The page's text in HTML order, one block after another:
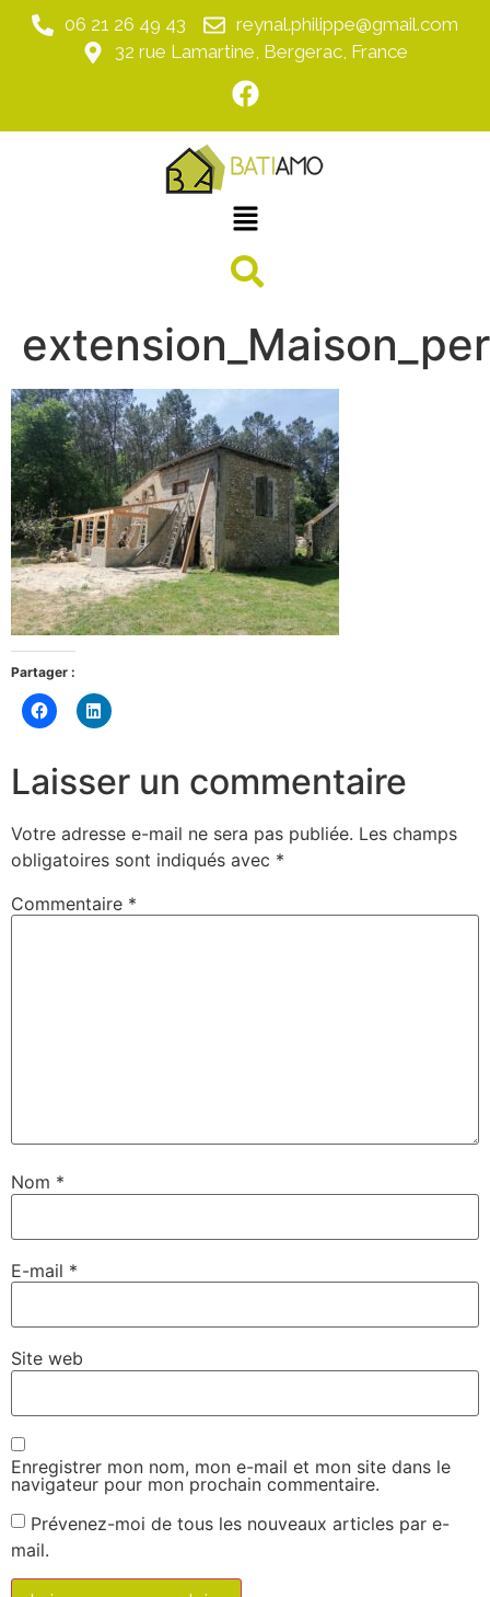
06 21 26 49 43
reynal.philippe@gmail.com
32 rue Lamartine, Bergerac, France
Partager :
Cliquez
pour
Facebook(ouvre
dans
une
Cliquez
pour
dans
une
Laisser un commentaire
Votre adresse e-mail ne sera pas publiée. Les champs
obligatoires sont indiqués avec *
Commentaire *
Nom *
E-mail *
Site web
Enregistrer mon nom, mon e-mail et mon site dans le
navigateur pour mon prochain commentaire.
Prévenez-moi de tous les nouveaux articles par e-
mail.